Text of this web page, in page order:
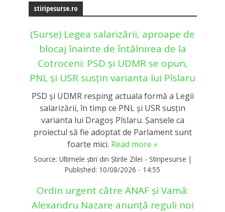
stiripesurse.ro
(Surse) Legea salarizării, aproape de
blocaj înainte de întâlnirea de la
Cotroceni: PSD și UDMR se opun,
PNL și USR susțin varianta lui Pîslaru
PSD și UDMR resping actuala formă a Legii
salarizării, în timp ce PNL și USR susțin
varianta lui Dragoș Pîslaru. Șansele ca
proiectul să fie adoptat de Parlament sunt
foarte mici. Read more »
Source: Ultimele știri din Știrile Zilei - Stiripesurse |
Published: 10/08/2026 - 14:55
Ordin urgent către ANAF și Vamă:
Alexandru Nazare anunță reguli noi